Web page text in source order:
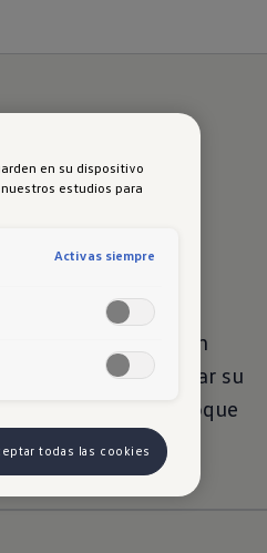
ofrece asientos con
para personalizar su
eléctrico es el toque
en su dispositivo
estudios para
Activas siempre
todas las cookies